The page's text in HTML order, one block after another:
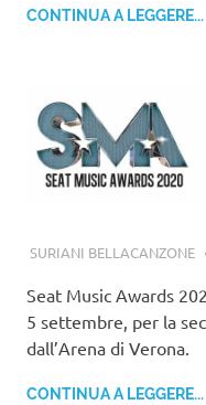
CONTINUA A LEGGERE...
SURIANI BELLACANZONE
Seat Music Awards
5 settembre, per la
dall’Arena di Verona.
CONTINUA A LEGGERE...